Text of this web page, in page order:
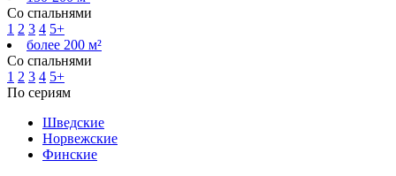
Со спальнями
1 2 3 4 5+
более 200 м²
Со спальнями
1 2 3 4 5+
По сериям
Шведские
Норвежские
Финские